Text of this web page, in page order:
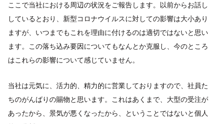
ここで当社における周辺の状況をご報告します。以前からお話し
しているとおり、新型コロナウイルスに対しての影響は大小あり
ますが、いつまでもこれを理由に付けるのは適切ではないと思い
ます。この落ち込み要因についてもなんとか克服し、今のところ
はこれらの影響について感じていません。
当社は元気に、活力的、精力的に営業しておりますので、社員た
ちのがんばりの賜物と思います。これはあくまで、大型の受注が
あったから、景気が悪くなったから、ということではないと個人